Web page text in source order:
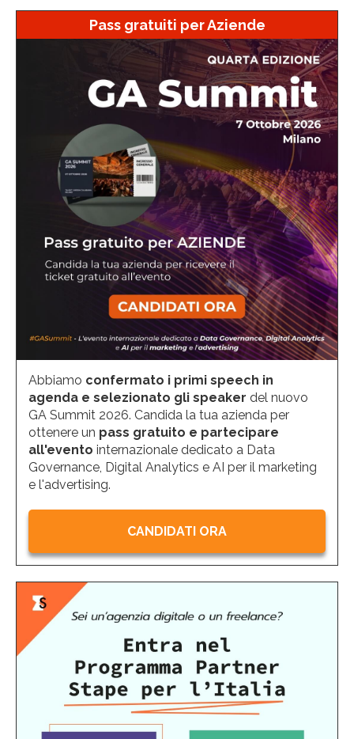
Pass gratuiti per Aziende
Abbiamo confermato i primi speech in
agenda e selezionato gli speaker del nuovo
GA Summit 2026. Candida la tua azienda per
ottenere un pass gratuito e partecipare
all'evento internazionale dedicato a Data
Governance, Digital Analytics e AI per il marketing
e l'advertising.
CANDIDATI ORA